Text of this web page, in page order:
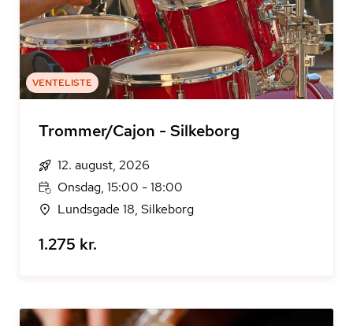
VENTELISTE
Trommer/Cajon - Silkeborg
12. august, 2026
Onsdag, 15:00 - 18:00
Lundsgade 18, Silkeborg
1.275 kr.